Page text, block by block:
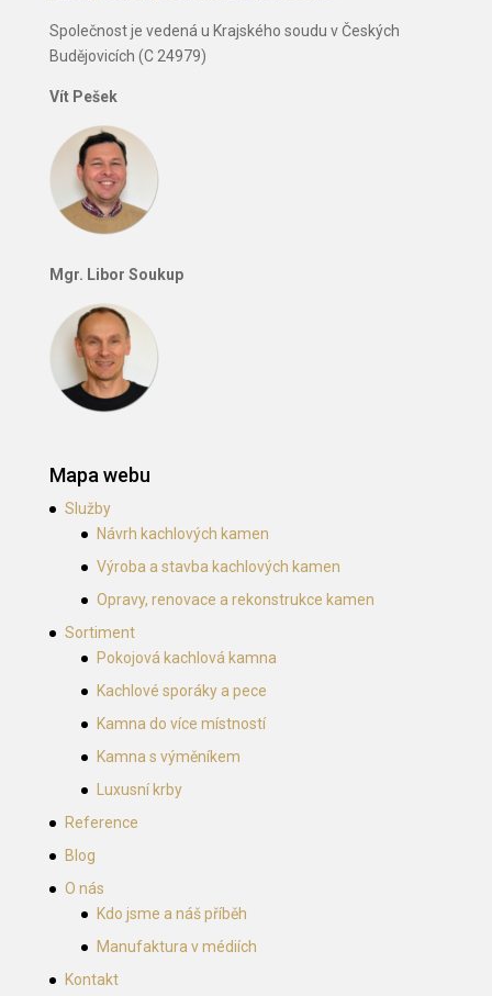
Společnost je vedená u Krajského soudu v Českých
Budějovicích (C 24979)
Vít Pešek
Mgr. Libor Soukup
Mapa webu
Služby
Návrh kachlových kamen
Výroba a stavba kachlových kamen
Opravy, renovace a rekonstrukce kamen
Sortiment
Pokojová kachlová kamna
Kachlové sporáky a pece
Kamna do více místností
Kamna s výměníkem
Luxusní krby
Reference
Blog
O nás
Kdo jsme a náš příběh
Manufaktura v médiích
Kontakt